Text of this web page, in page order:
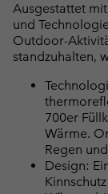
Ausgestattet
und
Outdoor-
standzuhalten,
700er
Wärme.
Regen
Design: